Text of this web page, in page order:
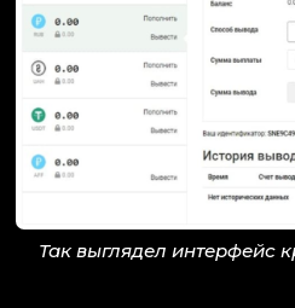
Так выглядел интерфейс